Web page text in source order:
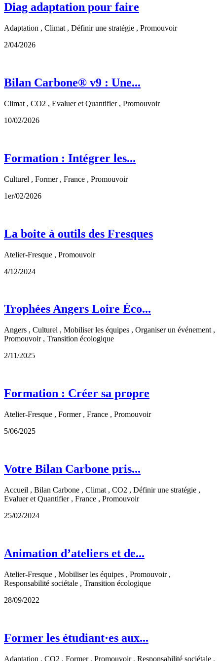
Diag adaptation pour faire
Adaptation , Climat , Définir une stratégie , Promouvoir
2/04/2026
Bilan Carbone® v9 : Une...
Climat , CO2 , Evaluer et Quantifier , Promouvoir
10/02/2026
Formation : Intégrer les...
Culturel , Former , France , Promouvoir
1er/02/2026
La boite à outils des Fresques
Atelier-Fresque , Promouvoir
4/12/2024
Trophées Angers Loire Éco...
Angers , Culturel , Mobiliser les équipes , Organiser un événement ,
Promouvoir , Transition écologique
2/11/2025
Formation : Créer sa propre
Atelier-Fresque , Former , France , Promouvoir
5/06/2025
Votre Bilan Carbone pris...
Accueil , Bilan Carbone , Climat , CO2 , Définir une stratégie ,
Evaluer et Quantifier , France , Promouvoir
25/02/2024
Animation d’ateliers et de...
Atelier-Fresque , Mobiliser les équipes , Promouvoir ,
Responsabilité sociétale , Transition écologique
28/09/2022
Former les étudiant·es aux...
Adaptation , CO2 , Former , Promouvoir , Responsabilité sociétale ,